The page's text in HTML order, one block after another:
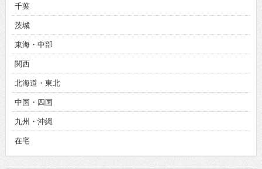
千葉
茨城
東海・中部
関西
北海道・東北
中国・四国
九州・沖縄
在宅